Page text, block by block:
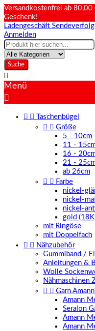
Versandkostenfrei ab
Geschenk!
Ladengeschäft
Anmelden
Suche

Menü

 
Taschenbügel
  Größe
5 - 10cm
11 -
16 -
21 -
ab 26cm
  Farbe
nickel-
nickel-
nickel-
gold
mit Ringöse
mit Doppelfach
  Nähzubehör
Gummiband /
Anleitungen &
Wolle
Nähmaschinen
  Garn
Amann
Seralon
Amann
Amann